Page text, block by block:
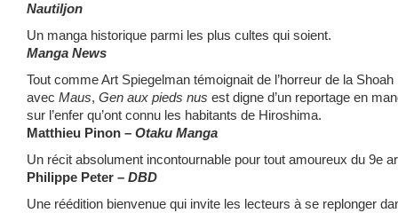
Nautiljon
Un manga historique parmi les plus cultes qui soient.
Manga News
Tout comme Art Spiegelman témoignait de l’horreur de la Shoah
avec Maus, Gen aux pieds nus est digne d’un reportage en
sur l’enfer qu’ont connu les habitants de Hiroshima.
Matthieu Pinon – Otaku Manga
Un récit absolument incontournable pour tout amoureux du 9e
Philippe Peter – DBD
Une réédition bienvenue qui invite les lecteurs à se replonger